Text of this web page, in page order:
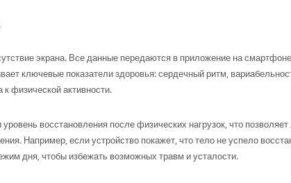
экрана. Все данные передаются в приложение на
ключевые показатели здоровья: сердечный ритм,
к физической активности.
восстановления после физических нагрузок, что
Например, если устройство покажет, что тело не успело
дня, чтобы избежать возможных травм и усталости.